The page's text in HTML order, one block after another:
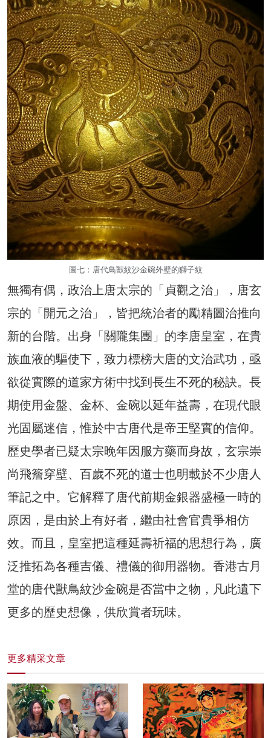
圖七：唐代鳥獸紋沙金碗外壁的獅子紋
無獨有偶，政治上唐太宗的「貞觀之治」，唐玄
宗的「開元之治」，皆把統治者的勵精圖治推向
新的台階。出身「關隴集團」的李唐皇室，在貴
族血液的驅使下，致力標榜大唐的文治武功，亟
欲從實際的道家方術中找到長生不死的秘訣。長
期使用金盤、金杯、金碗以延年益壽，在現代眼
光固屬迷信，惟於中古唐代是帝王堅實的信仰。
歷史學者已疑太宗晚年因服方藥而身故，玄宗崇
尚飛簷穿壁、百歲不死的道士也明載於不少唐人
筆記之中。它解釋了唐代前期金銀器盛極一時的
原因，是由於上有好者，繼由社會官貴爭相仿
效。而且，皇室把這種延壽祈福的思想行為，廣
泛推拓為各種吉儀、禮儀的御用器物。香港古月
堂的唐代獸鳥紋沙金碗是否當中之物，凡此遺下
更多的歷史想像，供欣賞者玩味。
更多精采文章